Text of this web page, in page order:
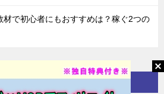
材で初心者にもおすすめは？稼ぐ2つの